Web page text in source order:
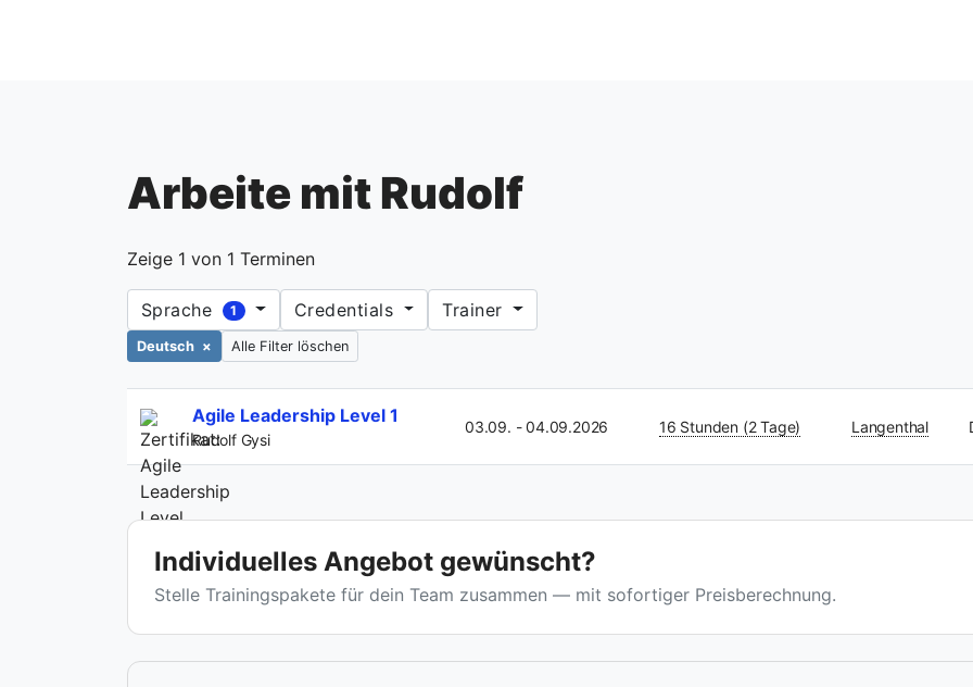
Arbeite mit Rudolf
Zeige 1 von 1 Terminen
Sprache 1 Credentials Trainer
Deutsch × Alle Filter löschen
Agile Leadership Level 1
Rudolf Gysi
03.09. - 04.09.2026 16 Stunden (2 Tage) Langenthal
Individuelles Angebot gewünscht?
Stelle Trainingspakete für dein Team zusammen — mit sofortiger Preisberechnung.